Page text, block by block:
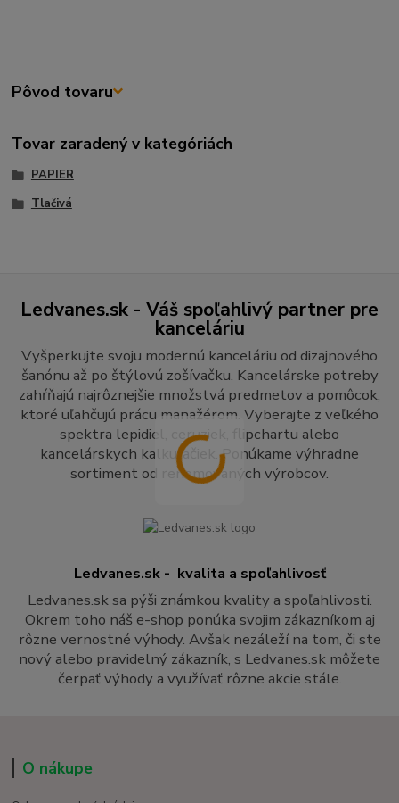
Pôvod tovaru
Tovar zaradený v kategóriách
PAPIER
Tlačivá
Ledvanes.sk - Váš spoľahlivý partner pre
kanceláriu
Vyšperkujte svoju modernú kanceláriu od dizajnového
šanónu až po štýlovú zošívačku. Kancelárske potreby
zahŕňajú najrôznejšie množstvá predmetov a pomôcok,
ktoré uľahčujú prácu manažérom. Vyberajte z veľkého
spektra lepidiel, ceruziek, flipchartu alebo
kancelárskych kalkulačiek. Ponúkame výhradne
sortiment od renomovaných výrobcov.
Ledvanes.sk - kvalita a spoľahlivosť
Ledvanes.sk sa pýši známkou kvality a spoľahlivosti.
Okrem toho náš e-shop ponúka svojim zákazníkom aj
rôzne vernostné výhody. Avšak nezáleží na tom, či ste
nový alebo pravidelný zákazník, s Ledvanes.sk môžete
čerpať výhody a využívať rôzne akcie stále.
O nákupe